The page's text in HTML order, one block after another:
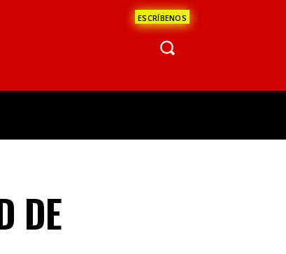
ESCRÍBENOS
DEL RÍO 93.1 FM | GUADALAJARA 1510 AM | LA PAZ
DE